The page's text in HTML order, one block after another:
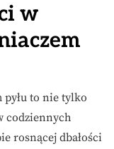
w
pyłu to nie tylko
codziennych
rosnącej dbałości